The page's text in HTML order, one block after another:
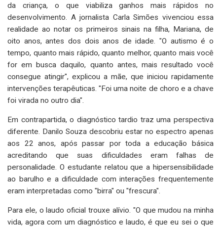
da criança, o que viabiliza ganhos mais rápidos no
desenvolvimento. A jornalista Carla Simões vivenciou essa
realidade ao notar os primeiros sinais na filha, Mariana, de
oito anos, antes dos dois anos de idade. "O autismo é o
tempo, quanto mais rápido, quanto melhor, quanto mais você
for em busca daquilo, quanto antes, mais resultado você
consegue atingir", explicou a mãe, que iniciou rapidamente
intervenções terapêuticas. "Foi uma noite de choro e a chave
foi virada no outro dia".
Em contrapartida, o diagnóstico tardio traz uma perspectiva
diferente. Danilo Souza descobriu estar no espectro apenas
aos 22 anos, após passar por toda a educação básica
acreditando que suas dificuldades eram falhas de
personalidade. O estudante relatou que a hipersensibilidade
ao barulho e a dificuldade com interações frequentemente
eram interpretadas como "birra" ou "frescura".
Para ele, o laudo oficial trouxe alívio. "O que mudou na minha
vida, agora com um diagnóstico e laudo, é que eu sei o que